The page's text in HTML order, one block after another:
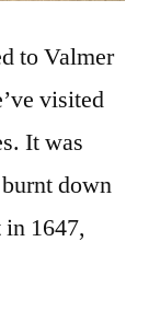
to Valmer
visited
It was
down
1647,